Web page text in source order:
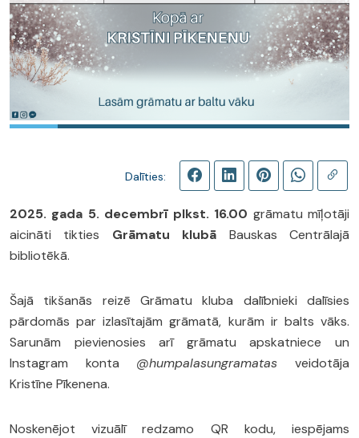
Dalīties:
2025. gada 5. decembrī plkst. 16.00 grāmatu mīļotāji
aicināti tikties Grāmatu klubā Bauskas Centrālajā
bibliotēkā.
Šajā tikšanās reizē Grāmatu kluba dalībnieki dalīsies
pārdomās par izlasītajām grāmatā, kurām ir balts vāks.
Sarunām pievienosies arī grāmatu apskatniece un
Instagram konta @humpalasungramatas veidotāja
Kristīne Pīkenena.
Noskenējot vizuālī redzamo QR kodu, iespējams